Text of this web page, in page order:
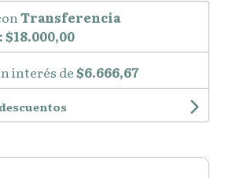
Transferencia
$18.000,00
interés de$6.666,67